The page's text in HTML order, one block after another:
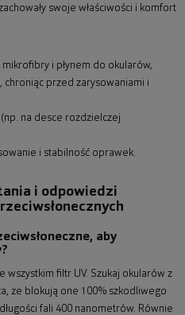
swoje właściwości i komfort
mikrofibry i płynem do okularów,
przed zarysowaniami i
na desce rozdzielczej
i stabilność oprawek.
i odpowiedzi
aby
wszystkim filtr UV. Szukaj okularów z
że blokują one 100% szkodliwego
fali 400 nanometrów. Równie